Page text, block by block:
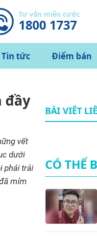
Tư vấn miễn cước
1800 1737
Tin tức Điểm bán
đầy
vết
dưới
phải trải
mỉm
BÀI VIÊT
CÓ THỂ